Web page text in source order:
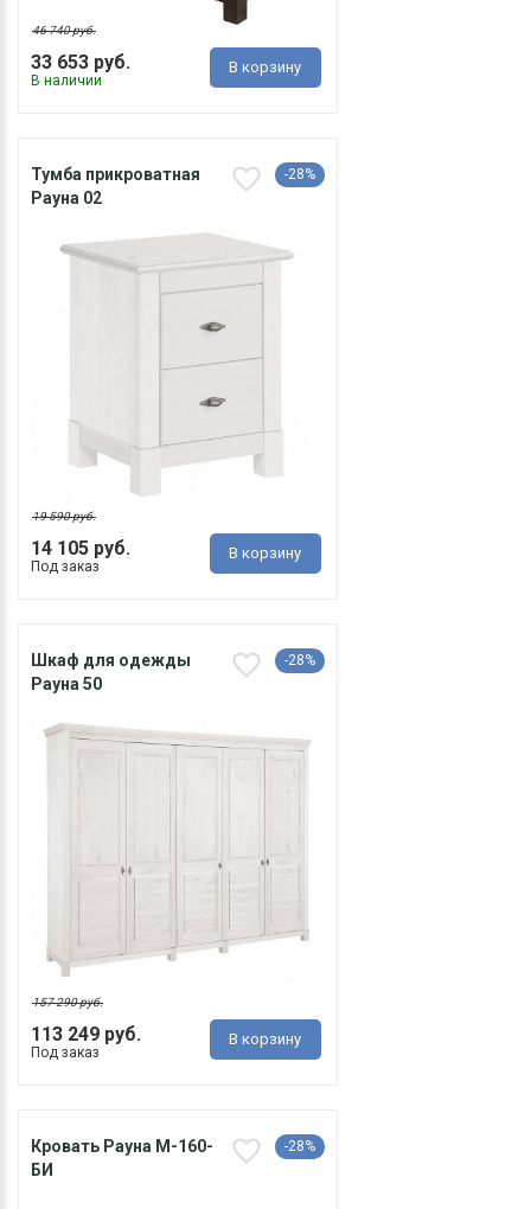
33 653 руб.
46 740 руб.
В наличии
В корзину
Тумба прикроватная
Рауна 02
-28%
14 105 руб.
19 590 руб.
Под заказ
В корзину
Шкаф для одежды
Рауна 50
-28%
113 249 руб.
157 290 руб.
Под заказ
В корзину
Кровать Рауна М-160-
БИ
-28%